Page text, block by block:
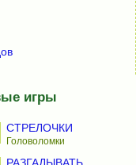
игры
СТРЕЛОЧКИ
Головоломки
РАЗГАДЫВАТЬ